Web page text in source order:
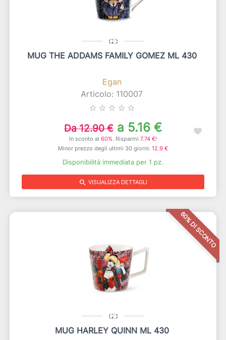
MUG THE ADDAMS FAMILY GOMEZ ML 430
Egan
Articolo: 110007
star_border star_border star_border star_border star_border
Da 12.90 € a 5.16 €
In sconto al 60%. Risparmi 7.74 €!
Minor prezzo degli ultimi 30 giorni: 12.9 €
Disponibilità immediata per 1 pz.
search VISUALIZZA DETTAGLI
60% DI SCONTO
MUG HARLEY QUINN ML 430